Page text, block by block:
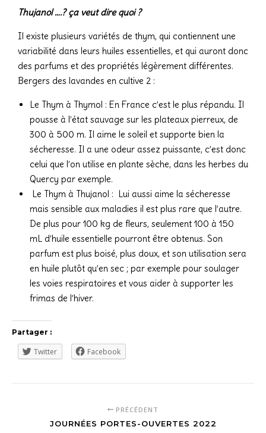
Thujanol ….? ça veut dire quoi ?
Il existe plusieurs variétés de thym, qui contiennent une
variabilité dans leurs huiles essentielles, et qui auront donc
des parfums et des propriétés légèrement différentes.
Bergers des lavandes en cultive 2 :
Le Thym à Thymol : En France c’est le plus répandu. Il
pousse à l’état sauvage sur les plateaux pierreux, de
300 à 500 m. Il aime le soleil et supporte bien la
sécheresse. Il a une odeur assez puissante, c’est donc
celui que l’on utilise en plante sèche, dans les herbes du
Quercy par exemple.
Le Thym à Thujanol : Lui aussi aime la sécheresse
mais sensible aux maladies il est plus rare que l’autre.
De plus pour 100 kg de fleurs, seulement 100 à 150
mL d’huile essentielle pourront être obtenus. Son
parfum est plus boisé, plus doux, et son utilisation sera
en huile plutôt qu’en sec ; par exemple pour soulager
les voies respiratoires et vous aider à supporter les
frimas de l’hiver.
Partager :
Twitter Facebook
PRÉCÉDENT
JOURNÉES PORTES-OUVERTES 2022